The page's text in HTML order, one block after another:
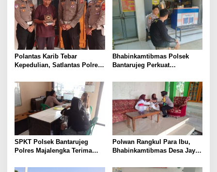
Polantas Karib Tebar
Kepedulian, Satlantas Polres
dan Jumat Berkah di Masjid
Jami At-Taqwa
Bhabinkamtibmas Polsek
Bantarujeg Perkuat
Masyarakat Melalui Sambang
Dialogis
SPKT Polsek Bantarujeg
Polres Majalengka Terima
Dokumen Warga
Polwan Rangkul Para Ibu,
Bhabinkamtibmas Desa Jayi